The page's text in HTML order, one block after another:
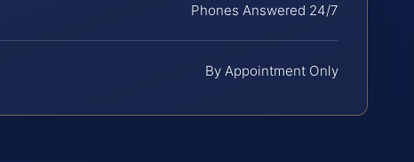
Phones Answered 24/7
By Appointment Only